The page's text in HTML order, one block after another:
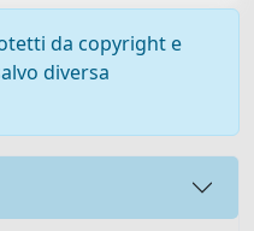
da copyright e
diversa